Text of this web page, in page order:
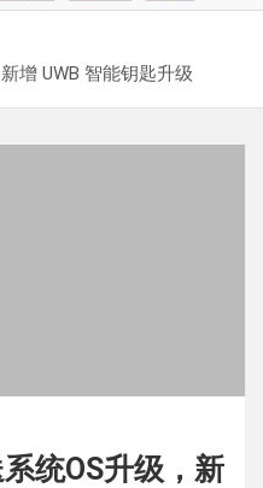
增 UWB 智能钥匙升级
统OS升级，新